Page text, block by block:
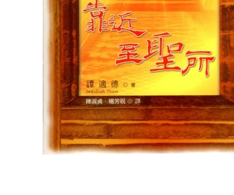
聖經的脈絡與核心
NT$ 630